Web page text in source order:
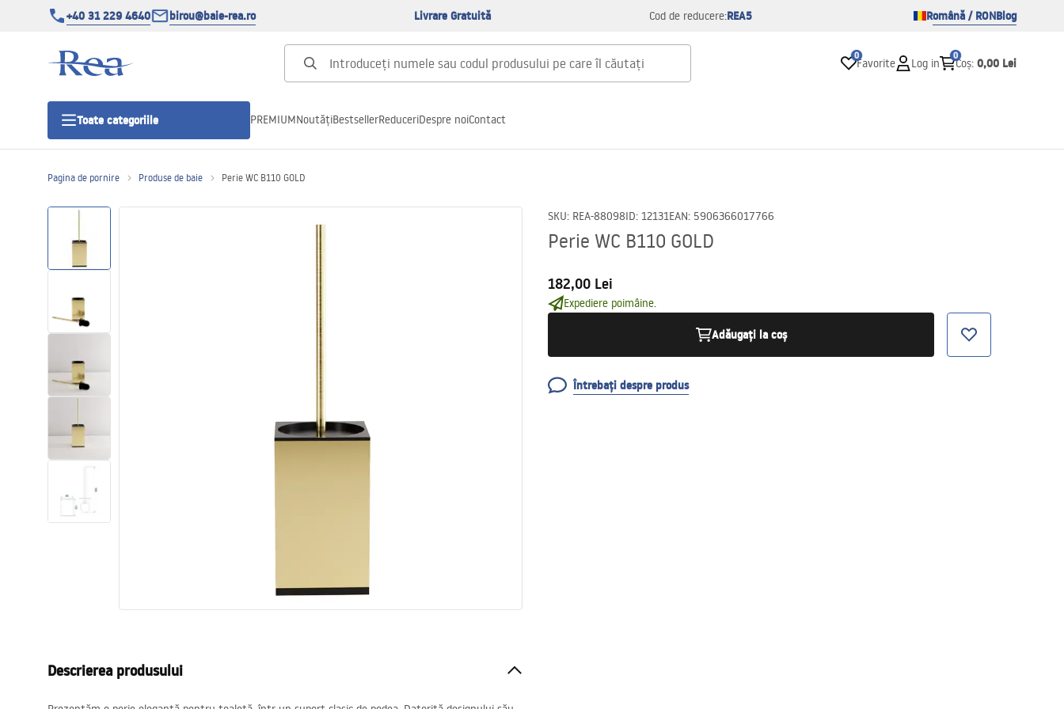
+40 31 229 4640 birou@baie-rea.ro Livrare Gratuită Cod de reducere:REA5 Română / RONBlog
0
Favorite Log in
0
Coș: 0,00 Lei
Toate categoriile
Rigole Liniare
Vase WC si Bideuri
Cazi cu paravane
Baterii sanitare
PREMIUMNoutățiBestsellerReduceriDespre noiContact
Pagina de pornire Produse de baie Perie WC B110 GOLD
SKU: REA-88098ID: 12131EAN: 5906366017766
Perie WC B110 GOLD
182,00 Lei
Expediere poimâine.
Adăugați la coș
Întrebați despre produs
Descrierea produsului